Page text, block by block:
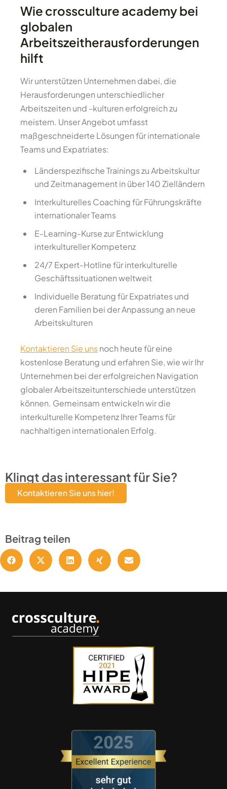
Wie crossculture academy bei
globalen
Arbeitszeitherausforderungen
hilft
Wir unterstützen Unternehmen dabei, die
Herausforderungen unterschiedlicher
Arbeitszeiten und -kulturen erfolgreich zu
meistern. Unser Angebot umfasst
maßgeschneiderte Lösungen für internationale
Teams und Expatriates:
Länderspezifische Trainings zu Arbeitskultur
und Zeitmanagement in über 140 Zielländern
Interkulturelles Coaching für Führungskräfte
internationaler Teams
E-Learning-Kurse zur Entwicklung
interkultureller Kompetenz
24/7 Expert-Hotline für interkulturelle
Geschäftssituationen weltweit
Individuelle Beratung für Expatriates und
deren Familien bei der Anpassung an neue
Arbeitskulturen
Kontaktieren Sie unsnoch heute für eine
kostenlose Beratung und erfahren Sie, wie wir Ihr
Unternehmen bei der erfolgreichen Navigation
globaler Arbeitszeitunterschiede unterstützen
können. Gemeinsam entwickeln wir die
interkulturelle Kompetenz Ihrer Teams für
nachhaltigen internationalen Erfolg.
Klingt das interessant für Sie?
Kontaktieren Sie uns hier!
Beitrag teilen